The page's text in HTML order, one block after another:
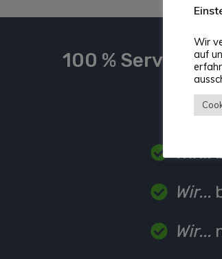
100 % Service :
Wir...
Wir...
Wir
auf